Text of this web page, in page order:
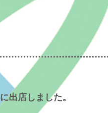
動
出店しました。